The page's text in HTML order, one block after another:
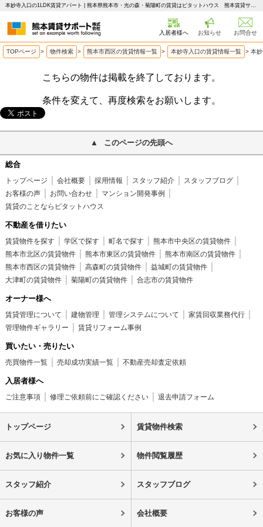
本妙寺入口の1LDK賃貸アパート | 熊本県熊本市・光の森・菊陽町の賃貸はピタットハウス 熊本賃貸サポート
入居者様へ お知らせ お問合せ
TOPページ > 物件検索 > 熊本市西区の賃貸情報一覧 > 本妙寺入口の賃貸情報一覧 > 本
こちらの物件は掲載を終了しております。
条件を変えて、再度検索をお願いします。
このページの先頭へ
総合
トップページ 会社概要 採用情報 スタッフ紹介
スタッフブログ
お客様の声
お問い合わせ
マンション開発事例
賃貸のことならピタットハウス
不動産を借りたい
賃貸物件を探す 学区で探す 町名で探す
熊本市中央区の賃貸物件
熊本市北区の賃貸物件
熊本市東区の賃貸物件
熊本市南区の賃貸物件
熊本市西区の賃貸物件
高森町の賃貸物件
益城町の賃貸物件
大津町の賃貸物件
菊陽町の賃貸物件 合志市の賃貸物件
オーナー様へ
賃貸管理について 建物管理 管理システムについて
家賃回収業務代行
管理物件ギャラリー
賃貸リフォーム事例
買いたい・売りたい
売買物件一覧 売却成功実績一覧 不動産売却査定依頼
入居者様へ
ご注意事項 修理ご依頼前にご確認ください 退去申請フォーム
トップページ 賃貸物件検索
お気に入り物件一覧 物件閲覧履歴
スタッフ紹介 スタッフブログ
お客様の声 会社概要